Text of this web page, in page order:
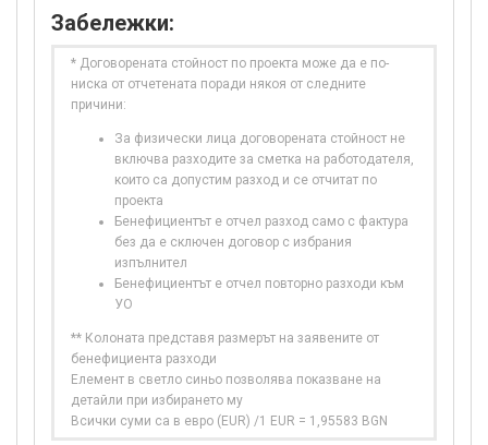
Забележки:
* Договорената стойност по проекта може да е по-
ниска от отчетената поради някоя от следните
причини:
За физически лица договорената стойност не
включва разходите за сметка на работодателя,
които са допустим разход и се отчитат по
проекта
Бенефициентът е отчел разход само с фактура
без да е сключен договор с избрания
изпълнител
Бенефициентът е отчел повторно разходи към
УО
** Колоната представя размерът на заявените от
бенефициента разходи
Елемент в светло синьо позволява показване на
детайли при избирането му
Всички суми са в евро (EUR) /1 EUR = 1,95583 BGN